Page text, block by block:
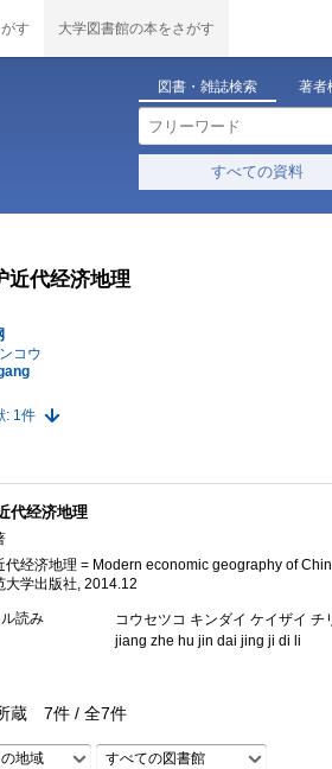
す 大学図書館の本をさがす
図書・雑誌検索 著者
すべての資料
近代经济地理
コウ
: 1件
代经济地理
代经济地理 = Modern economic geography of
大学出版社, 2014.12
読み
コウセツコ キンダイ ケイザイ チ
jiang zhe hu jin dai jing ji di li
蔵 7件 / 全7件
地域 すべての図書館